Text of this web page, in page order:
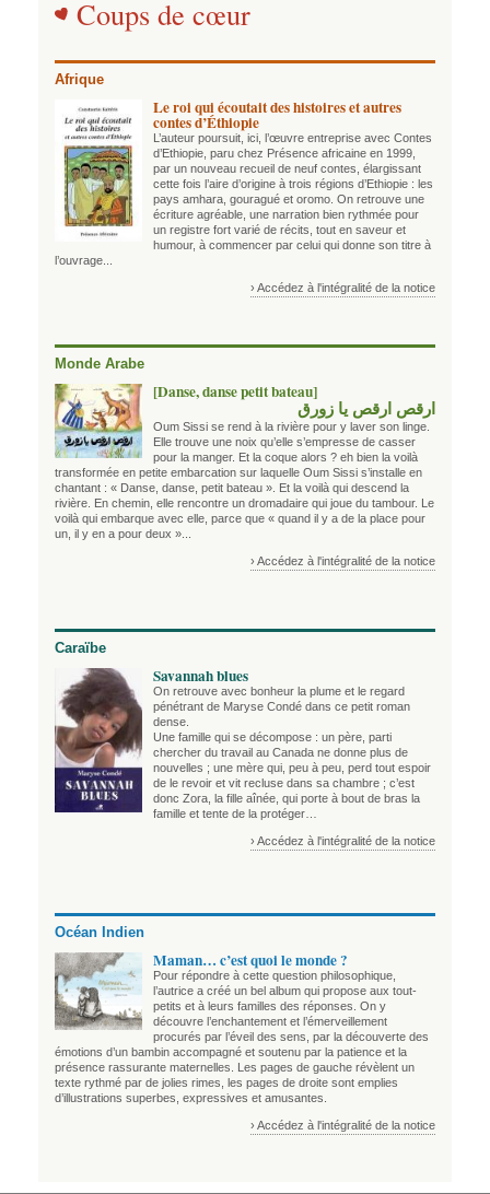
Coups de cœur
Afrique
Le roi qui écoutait des histoires et autres
contes d’Éthiopie
L’auteur poursuit, ici, l’œuvre entreprise avec Contes
d’Ethiopie, paru chez Présence africaine en 1999,
par un nouveau recueil de neuf contes, élargissant
cette fois l’aire d’origine à trois régions d’Ethiopie : les
pays amhara, gouragué et oromo. On retrouve une
écriture agréable, une narration bien rythmée pour
un registre fort varié de récits, tout en saveur et
humour, à commencer par celui qui donne son titre à
l’ouvrage...
› Accédez à l'intégralité de la notice
Monde Arabe
[Danse, danse petit bateau]
ارقص ارقص يا زورق
Oum Sissi se rend à la rivière pour y laver son linge.
Elle trouve une noix qu’elle s’empresse de casser
pour la manger. Et la coque alors ? eh bien la voilà
transformée en petite embarcation sur laquelle Oum Sissi s’installe en
chantant : « Danse, danse, petit bateau ». Et la voilà qui descend la
rivière. En chemin, elle rencontre un dromadaire qui joue du tambour. Le
voilà qui embarque avec elle, parce que « quand il y a de la place pour
un, il y en a pour deux »...
› Accédez à l'intégralité de la notice
Caraïbe
Savannah blues
On retrouve avec bonheur la plume et le regard
pénétrant de Maryse Condé dans ce petit roman
dense.
Une famille qui se décompose : un père, parti
chercher du travail au Canada ne donne plus de
nouvelles ; une mère qui, peu à peu, perd tout espoir
de le revoir et vit recluse dans sa chambre ; c’est
donc Zora, la fille aînée, qui porte à bout de bras la
famille et tente de la protéger…
› Accédez à l'intégralité de la notice
Océan Indien
Maman… c’est quoi le monde ?
Pour répondre à cette question philosophique,
l’autrice a créé un bel album qui propose aux tout-
petits et à leurs familles des réponses. On y
découvre l’enchantement et l’émerveillement
procurés par l’éveil des sens, par la découverte des
émotions d’un bambin accompagné et soutenu par la patience et la
présence rassurante maternelles. Les pages de gauche révèlent un
texte rythmé par de jolies rimes, les pages de droite sont emplies
d’illustrations superbes, expressives et amusantes.
› Accédez à l'intégralité de la notice